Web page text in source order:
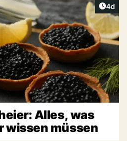
4d
Alles, was
wissen müssen